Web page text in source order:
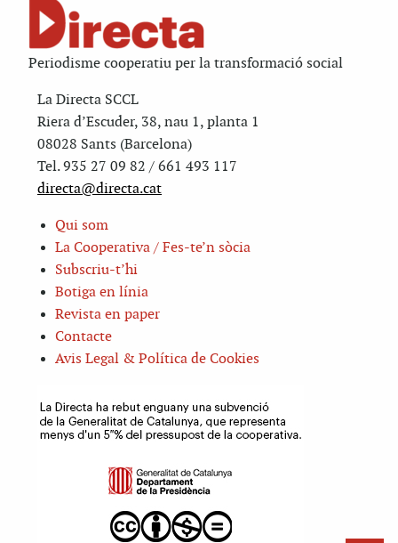
Periodisme cooperatiu per la transformació social
La Directa SCCL
Riera d’Escuder, 38, nau 1, planta 1
08028 Sants (Barcelona)
Tel. 935 27 09 82 / 661 493 117
directa@directa.cat
Qui som
La Cooperativa / Fes-te’n sòcia
Subscriu-t’hi
Botiga en línia
Revista en paper
Contacte
Avis Legal & Política de Cookies